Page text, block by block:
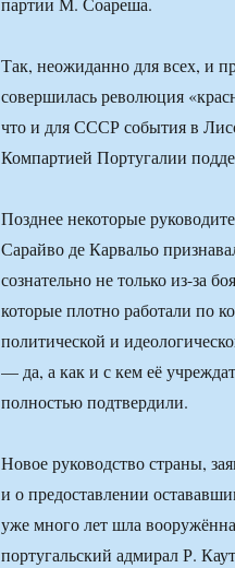
Так, неожиданно для всех, и
совершилась революция
что и для СССР события в
Компартией Португалии
Позднее некоторые
Сарайво де Карвальо
сознательно не только из-за
которые плотно работали по
политической и
— да, а как и с кем её
полностью подтвердили.
Новое руководство страны,
и о предоставлении
уже много лет шла
португальский адмирал Р.